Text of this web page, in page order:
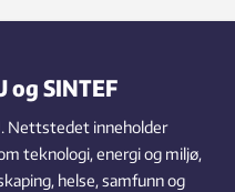
SINTEF
Nettstedet inneholder
teknologi, energi og miljø,
helse, samfunn og